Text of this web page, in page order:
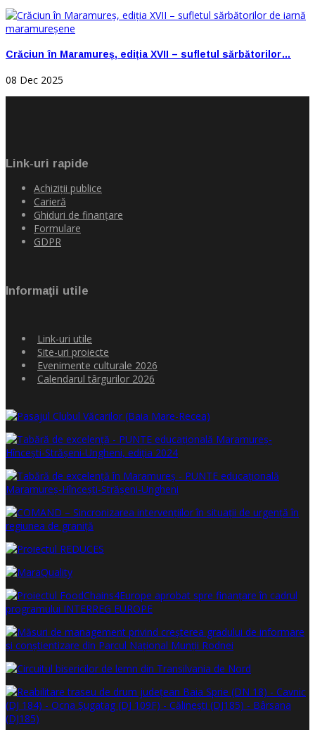
Crăciun în Maramureș, ediția XVII – sufletul sărbătorilor…
08 Dec 2025
Link-uri rapide
Achiziţii publice
Carieră
Ghiduri de finanţare
Formulare
GDPR
Informaţii utile
Link-uri utile
Site-uri proiecte
Evenimente culturale 2026
Calendarul târgurilor 2026